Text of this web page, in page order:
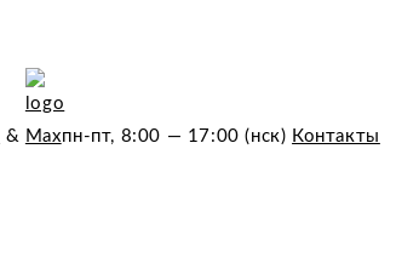
& пн-пт, 8:00 — 17:00 (нск) Контакты